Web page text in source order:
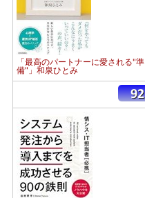
「最高のパートナーに愛される"準
備"」和泉ひとみ